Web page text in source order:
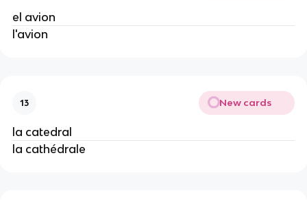
el avion
l'avion
13 New cards
la catedral
la cathédrale